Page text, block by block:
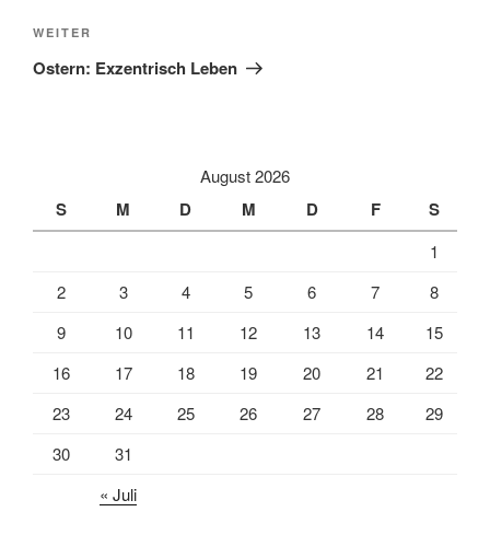
Nächster
Beitrag
WEITER
Ostern: Exzentrisch Leben
August 2026
S M D M D F S
1
2
3 4 5 6 7
8
9
10 11 12 13 14
15
16
17 18 19 20 21
22
23
24 25 26 27 28
29
30
31
« Juli